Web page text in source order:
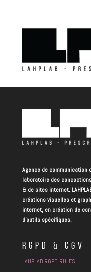
Agence de communication
laboratoire des
& de sites internet.
créations visuelles et
internet, en création de
d’outils spécifiques.
RGPD & CGV
LAHPLAB RGPD RULES